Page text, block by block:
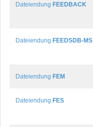
Dateiendung FEEDBACK
Dateiendung FEEDSDB-MS
Dateiendung FEM
Dateiendung FES